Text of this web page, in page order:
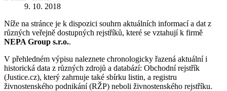
9. 10. 2018
Níže na stránce je k dispozici souhrn aktuálních informací a dat z
různých veřejně dostupných rejstříků, které se vztahují k firmě
NEPA Group s.r.o..
V přehledném výpisu naleznete chronologicky řazená aktuální i
historická data z různých zdrojů a databází: Obchodní rejstřík
(Justice.cz), který zahrnuje také sbírku listin, a registru
živnostenského podnikání (RŽP) neboli živnostenského rejstříku.